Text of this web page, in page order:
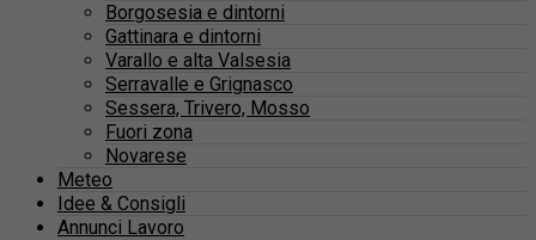
Borgosesia e dintorni
Gattinara e dintorni
Varallo e alta Valsesia
Serravalle e Grignasco
Sessera, Trivero, Mosso
Fuori zona
Novarese
Meteo
Idee & Consigli
Annunci Lavoro